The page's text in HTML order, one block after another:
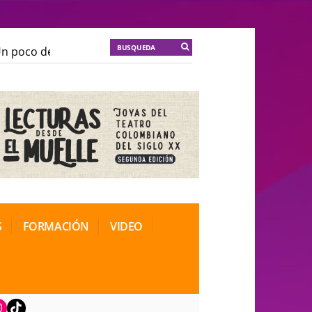
de locura para la cordura
de Teatro Rosa
FORMACIÓN VIDEO
TikTok